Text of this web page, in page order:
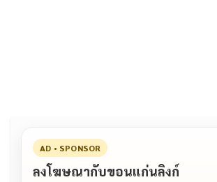
AD • SPONSOR
ลงโฆษณากับขอนแก่นลิงก์